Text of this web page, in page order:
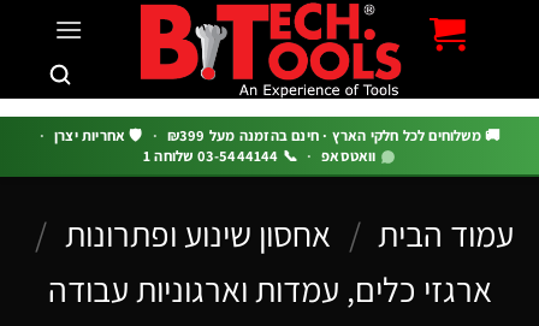
משלוחים לכל חלקי הארץ · חינם בהזמנה מעל ₪399 · 🛡️ אחריות יצרן ·
וואטסאפ · 📞 03-5444144 שלוחה 1
הבית / אחסון שינוע ופתרונות /
ארגזי כלים, עמדות וארגוניות עבודה